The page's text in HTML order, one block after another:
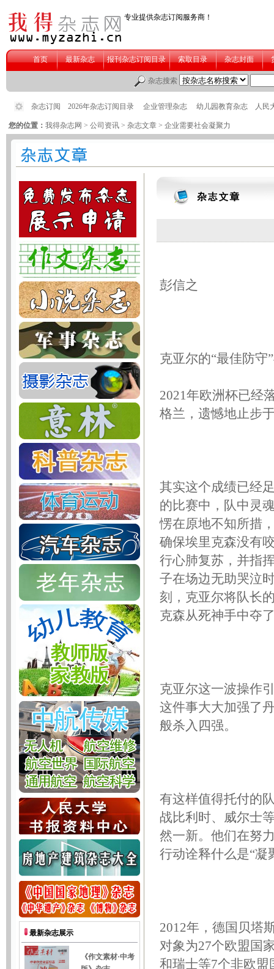
您的位置： 我得杂志网 > 公司资讯 > 杂志文章 > 企业需要社会凝聚力
彭信之
克亚尔的“最佳防守
2021年欧洲杯已经
格兰，遗憾地止步
其实这个成绩已经
的比赛中，队中灵
愣在原地不知所措
确保埃里克森没有
行心肺复苏，并指
子在场边无助哭泣
刻，克亚尔将队长
克森从死神手中夺
克亚尔这一波操作
这件事大大加强了
般杀入四强。
有这样值得托付的
战比利时、威尔士
然一新。他们在努
行动诠释什么是“凝
2012年，德国贝塔
对象为27个欧盟国
和瑞士等7个非欧盟